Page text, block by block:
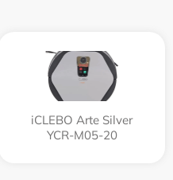
iCLEBO Arte Silver
YCR-M05-20